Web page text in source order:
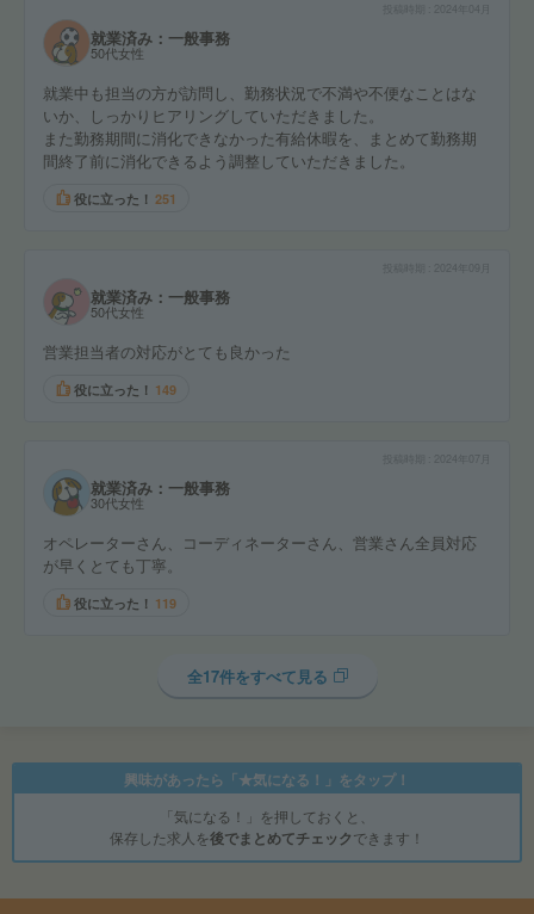
2024年04月
就業済み：一般事務
50代女性
就業中も担当の方が訪問し、勤務状況で不満や不便なことはな
いか、しっかりヒアリングしていただきました。
また勤務期間に消化できなかった有給休暇を、まとめて勤務期
間終了前に消化できるよう調整していただきました。
役に立った！ 251
2024年09月
就業済み：一般事務
50代女性
営業担当者の対応がとても良かった
役に立った！ 149
2024年07月
就業済み：一般事務
30代女性
オペレーターさん、コーディネーターさん、営業さん全員対応
が早くとても丁寧。
役に立った！ 119
全17件をすべて見る
興味があったら「★気になる！」をタップ！
「気になる！」を押しておくと、
保存した求人を後でまとめてチェックできます！